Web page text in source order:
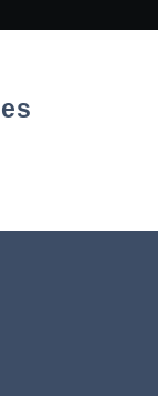
LA BDIS